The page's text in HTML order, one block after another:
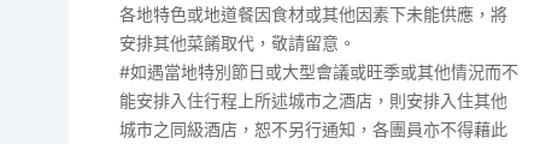
各地特色或地道餐因食材或其他因素下未能供應，將
安排其他菜餚取代，敬請留意。
#如遇當地特別節日或大型會議或旺季或其他情況而不
能安排入住行程上所述城市之酒店，則安排入住其他
城市之同級酒店，恕不另行通知，各團員亦不得藉此